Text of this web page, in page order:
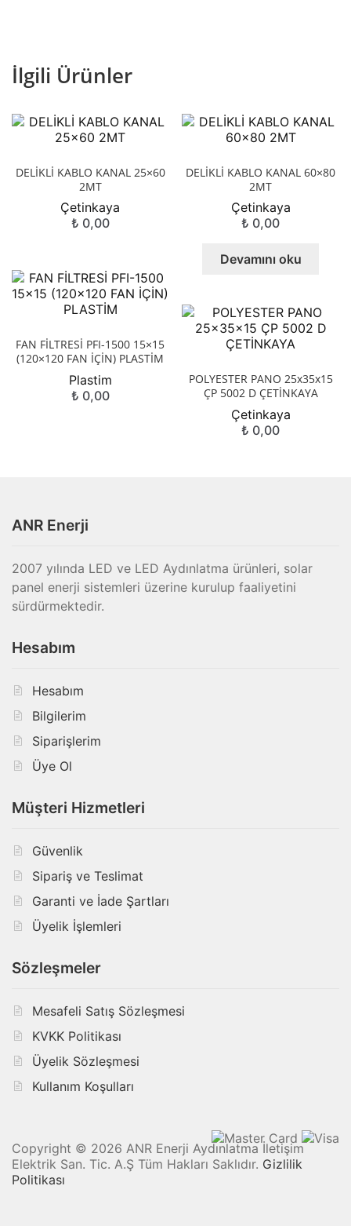
İlgili Ürünler
DELİKLİ KABLO KANAL 25×60
2MT
Çetinkaya
₺ 0,00
DELİKLİ KABLO KANAL 60×80
2MT
Çetinkaya
₺ 0,00
Devamını oku
FAN FİLTRESİ PFI-1500 15×15
(120×120 FAN İÇİN) PLASTİM
Plastim
₺ 0,00
POLYESTER PANO 25x35x15
ÇP 5002 D ÇETİNKAYA
Çetinkaya
₺ 0,00
ANR Enerji
2007 yılında LED ve LED Aydınlatma ürünleri, solar
panel enerji sistemleri üzerine kurulup faaliyetini
sürdürmektedir.
Hesabım
Hesabım
Bilgilerim
Siparişlerim
Üye Ol
Müşteri Hizmetleri
Güvenlik
Sipariş ve Teslimat
Garanti ve İade Şartları
Üyelik İşlemleri
Sözleşmeler
Mesafeli Satış Sözleşmesi
KVKK Politikası
Üyelik Sözleşmesi
Kullanım Koşulları
Copyright © 2026 ANR Enerji Aydınlatma İletişim
Elektrik San. Tic. A.Ş Tüm Hakları Saklıdır. Gizlilik
Politikası